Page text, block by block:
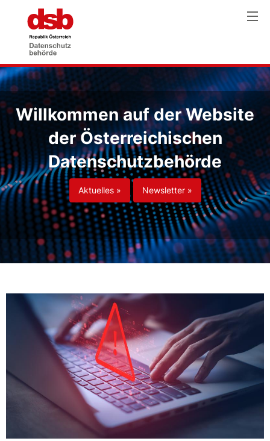
Willkommen auf der Website
der Österreichischen
Datenschutzbehörde
Aktuelles » Newsletter »